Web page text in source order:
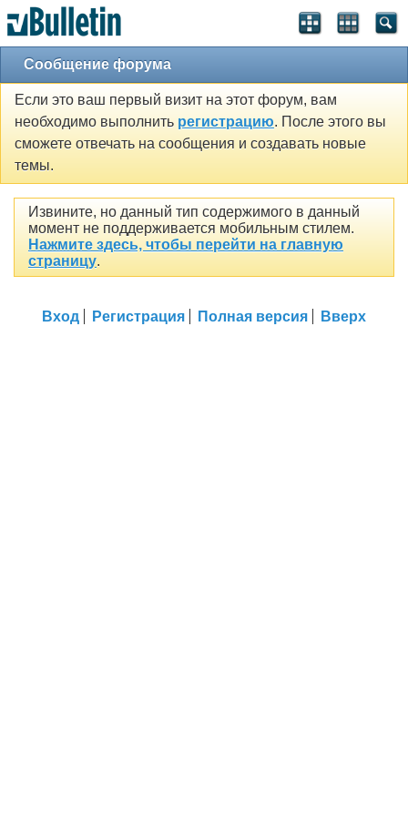
Сообщение форума
Если это ваш первый визит на этот форум, вам
необходимо выполнить регистрацию. После этого вы
сможете отвечать на сообщения и создавать новые
темы.
Извините, но данный тип содержимого в данный
момент не поддерживается мобильным стилем.
Нажмите здесь, чтобы перейти на главную
страницу.
Вход Регистрация Полная версия Вверх